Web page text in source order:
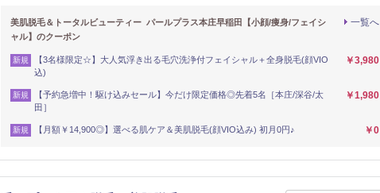
一覧へ
美肌脱毛＆トータルビューティー パールプラス本庄早稲田【小顔/痩身/フェイシ
ャル】のクーポン
新規
【3名様限定☆】大人気浮き出る毛穴洗浄付フェイシャル＋全身脱毛(顔VIO
込)
￥3,980
新規
【予約急増中！駆け込みセール】今だけ限定価格◎先着5名［本庄/深谷/太
田］
￥1,980
新規 【月額￥14,900◎】選べる肌ケア＆美肌脱毛(顔VIO込み) 初月0円♪ ￥0